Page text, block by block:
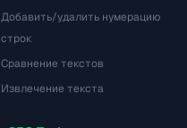
Добавить/удалить нумерацию
строк
Сравнение текстов
Извлечение текста